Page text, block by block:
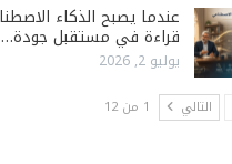
عندما يصبح الذكاء
قراءة في مستقبل جودة…
يوليو 2, 2026
التالي 1 من 12